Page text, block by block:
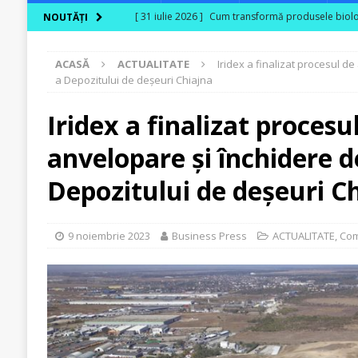
NOUTĂȚI [ 31 iulie 2026 ] Cum transformă produsele
Carpaților Orientali
ACTUALITATE
[ 29 iulie 2026 ] CITR – Insolvențele din
sunt în risc financiar
ACTUALITATE
[ 31 iulie 2026 ]
În agricultura de astăzi,
ACASĂ ACTUALITATE
Iridex a finalizat procesul
a Depozitului de deșeuri Chiajna
Iridex a finalizat
anvelopare și închidere
Depozitului de deșeuri
9 noiembrie 2023 Business Press ACTUALITATE,